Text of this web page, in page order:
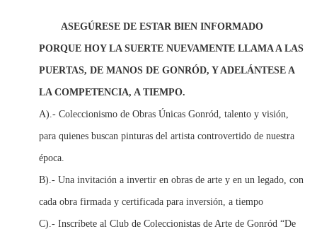
ASEGÚRESE DE ESTAR BIEN INFORMADO
PORQUE HOY LA SUERTE NUEVAMENTE LLAMA A LAS
PUERTAS, DE MANOS DE GONRÓD, Y ADELÁNTESE A
LA COMPETENCIA, A TIEMPO.
A).- Coleccionismo de Obras Únicas Gonród, talento y visión,
para quienes buscan pinturas del artista controvertido de nuestra
época.
B).- Una invitación a invertir en obras de arte y en un legado, con
cada obra firmada y certificada para inversión, a tiempo
C).- Inscríbete al Club de Coleccionistas de Arte de Gonród “De